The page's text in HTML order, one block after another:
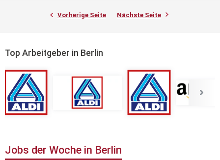
Vorherige Seite Nächste Seite
Top Arbeitgeber in Berlin
Jobs der Woche in Berlin